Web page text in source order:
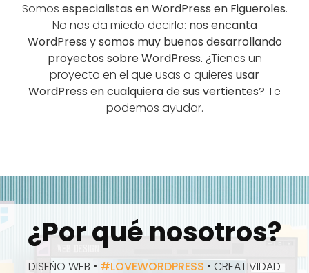
Somos especialistas en WordPress en Figueroles.
No nos da miedo decirlo: nos encanta
WordPress y somos muy buenos desarrollando
proyectos sobre WordPress. ¿Tienes un
proyecto en el que usas o quieres usar
WordPress en cualquiera de sus vertientes? Te
podemos ayudar.
¿Por qué nosotros?
DISEÑO WEB • #LOVEWORDPRESS • CREATIVIDAD